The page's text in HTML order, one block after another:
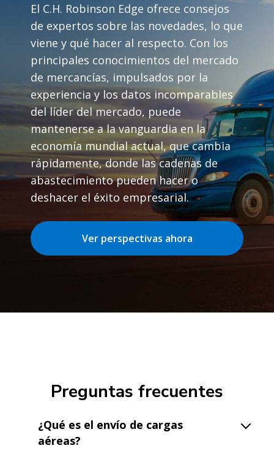
El C.H. Robinson Edge ofrece consejos
de expertos sobre las novedades, lo que
viene y qué hacer al respecto. Con los
principales conocimientos del mercado
de mercancías, impulsados por la
experiencia y los datos incomparables
del líder del mercado, puede
mantenerse a la vanguardia en la
economía mundial actual, que cambia
rápidamente, donde las cadenas de
abastecimiento pueden hacer o
deshacer el éxito empresarial.
Ver perspectivas ahora
Preguntas frecuentes
¿Qué es el envío de cargas
aéreas?